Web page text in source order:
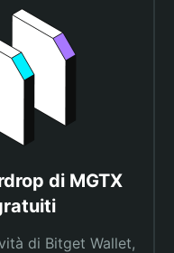
di MGTX
di Bitget Wallet,